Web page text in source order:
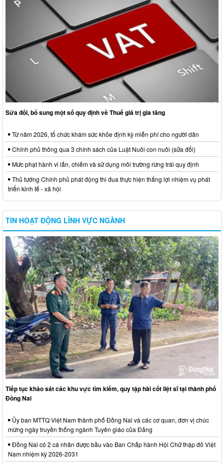
Sửa đổi, bổ sung một số quy định về Thuế giá trị gia tăng
Từ năm 2026, tổ chức khám sức khỏe định kỳ miễn phí cho người dân
Chính phủ thông qua 3 chính sách của Luật Nuôi con nuôi (sửa đổi)
Mức phạt hành vi lấn, chiếm và sử dụng môi trường rừng trái quy định
Thủ tướng Chính phủ phát động thi đua thực hiện thắng lợi nhiệm vụ phát
triển kinh tế - xã hội
TIN HOẠT ĐỘNG LĨNH VỰC NGÀNH
Tiếp tục khảo sát các khu vực tìm kiếm, quy tập hài cốt liệt sĩ tại thành phố
Đồng Nai
Ủy ban MTTQ Việt Nam thành phố Đồng Nai và các cơ quan, đơn vị chúc
mừng ngày truyền thống ngành Tuyên giáo của Đảng
Đồng Nai có 2 cá nhân được bầu vào Ban Chấp hành Hội Chữ thập đỏ Việt
Nam nhiệm kỳ 2026-2031